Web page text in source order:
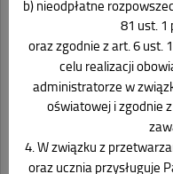
b) nieodpłatne
81 ust. 1
oraz zgodnie z art. 6 ust.
celu realizacji
administratorze w
oświatowej i zgodnie
4. W związku z
oraz ucznia przysługuje